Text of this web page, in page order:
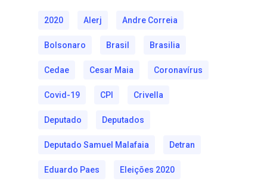
2020 Alerj Andre Correia
Bolsonaro Brasil Brasilia
Cedae Cesar Maia Coronavírus
Covid-19 CPI Crivella
Deputado Deputados
Deputado Samuel Malafaia Detran
Eduardo Paes Eleições 2020